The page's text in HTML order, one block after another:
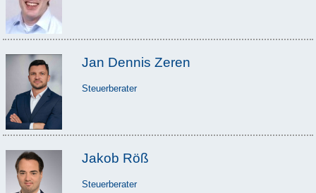
Jan Dennis Zeren
Steuerberater
Jakob Röß
Steuerberater